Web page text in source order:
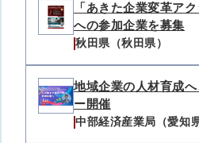
「あきた企業変革ア
への参加企業を募集
秋田県（秋田県）
地域企業の人材育成
ー開催
中部経済産業局（愛知県